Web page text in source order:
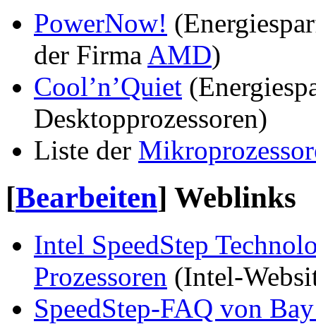
PowerNow!
der Firma AMD)
Cool’n’Quiet
Desktopprozessoren)
Liste der
[Bearbeiten] Weblinks
Intel SpeedStep
Prozessoren (Intel-
SpeedStep-FAQ von